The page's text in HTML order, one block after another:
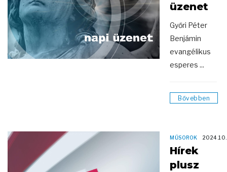
üzenet
Győri Péter
Benjámin
evangélikus
esperes ...
Bővebben
MŰSOROK
Hírek
plusz